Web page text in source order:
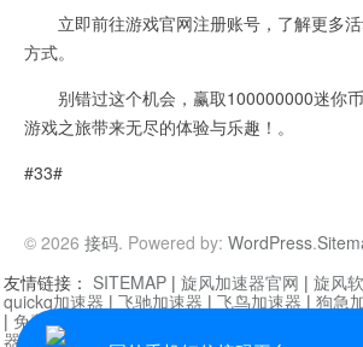
立即前往游戏官网注册账号，了解更多活
方式。
别错过这个机会，赢取100000000迷你币
游戏之旅带来无尽的体验与乐趣！。
#33#
© 2026 接码. Powered by: WordPress.
友情链接： SITEMAP | 旋风加速器官网 | 旋风
quickq加速器 | 飞驰加速器 | 飞鸟加速器 | 狗急
| 免费vqn加速外网
器| 快柠檬加速器 |黑洞加速 |falemon 快橙